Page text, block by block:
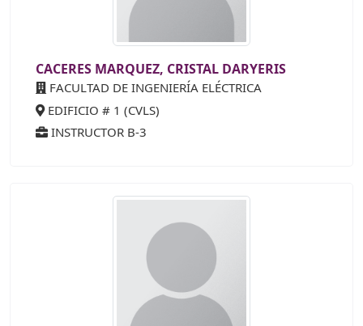
CACERES MARQUEZ, CRISTAL DARYERIS
FACULTAD DE INGENIERÍA ELÉCTRICA
EDIFICIO # 1 (CVLS)
INSTRUCTOR B-3